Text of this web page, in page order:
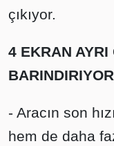
çıkıyor.
4 EKRAN
BARINDIRIYOR
- Aracın son
hem de daha